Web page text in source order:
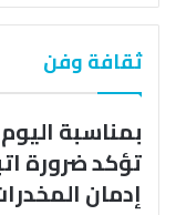
ثقافة وفن
بمناسبة
تؤكد ضرورة
إدمان